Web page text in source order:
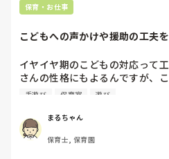
保育・お仕事
こどもへの声かけや援助の工夫
イヤイヤ期のこどもの対応って
さんの性格にもよるんですが、
袈裟に褒める、一緒に喜ぶ、リ
食べちゃおう（食べるフリ）美
くれる、手遊びで声に強弱を付
と、不得意な（のか恥ずかしい
手遊び 保育室 遊び
まるちゃん
保育士, 保育園